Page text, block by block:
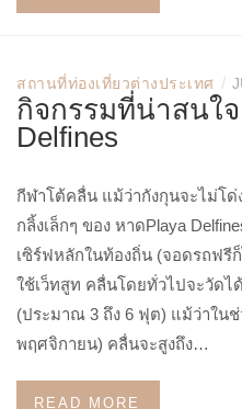
สถานที่ท่องเที่ยวต่างประเทศ /
กิจกรรมที่น่าสนใ
Delfines
กีฬาโต้คลื่น แม้ว่ากังกุนจะไม่โด่
กลิ้งเล็กๆ ของ หาดPlaya
เซิร์ฟหลักในท้องถิ่น (จอดรถฟรี
ใช้เว็ทสูท คลื่นโดยทั่วไปจะวัดไ
(ประมาณ 3 ถึง 6 ฟุต) แม้ว่าใน
พฤศจิกายน) คลื่นจะสูงถึง…
READ MORE